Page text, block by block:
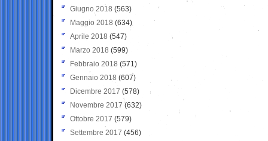
Giugno 2018 (563)
Maggio 2018 (634)
Aprile 2018 (547)
Marzo 2018 (599)
Febbraio 2018 (571)
Gennaio 2018 (607)
Dicembre 2017 (578)
Novembre 2017 (632)
Ottobre 2017 (579)
Settembre 2017 (456)